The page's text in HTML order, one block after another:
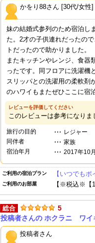
かをり88さん [30代/女性]
妹の結婚式参列のため宿泊し
た。2才の子供連れだったの
トだったので助かりました。
またキッチンやレンジ、食器
ったです。同フロアに洗濯機
スリッパとの洗濯用の柔軟剤
のハワイもまたぜひここに宿
レビューを評価してください
このレビューは参考になりま
旅行の目的
レジャー
同伴者
家族
宿泊年月
2017年10月
ご利用の宿泊プラン 【いつでも
ご利用のお部屋 【※税込※【
総合
5
投稿者さんの ホクラニ ワ
投稿者さん